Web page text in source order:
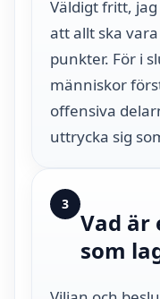
Väldigt fritt,
att allt ska
punkter. För i
människor
offensiva
uttrycka sig
3
Vad är
som